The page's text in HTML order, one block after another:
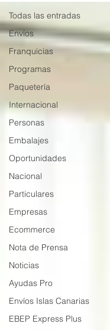
Todas las entradas
Envíos
Franquicias
Programas
Paquetería
Internacional
Personas
Embalajes
Oportunidades
Nacional
Particulares
Empresas
Ecommerce
Nota de Prensa
Noticias
Ayudas Pro
Envíos Islas Canarias
EBEP Express Plus